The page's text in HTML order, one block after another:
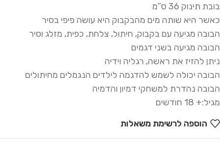
בובת תינוק 36 ס”מ
כאשר היא שותה מים מהבקבוק היא עושה פיפי בסיר
הבובה מגיעה עם בקבוק, חיתול, צלחת, כפית, מזלג וסיר
הבובה מגיעה בשני דגמים
ניתן להזיז את ראשה, רגליה וידיה
הבובה יכולה לשמש להדגמה לילדים הנגמלים מחיתולים
הבובה נהדרת למשחקי דמיון והדמיה
מגיל:+ 18 חודשים
הוספה לרשימת משאלות